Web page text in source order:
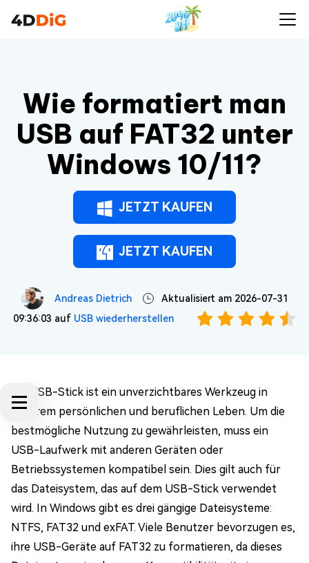
Wie formatiert man
USB auf FAT32 unter
Windows 10/11?
JETZT KAUFEN
JETZT KAUFEN
Andreas Dietrich
Aktualisiert am 2026-07-31
09:36:03 auf USB wiederherstellen
Ein USB-Stick ist ein unverzichtbares Werkzeug in
unserem persönlichen und beruflichen Leben. Um die
bestmögliche Nutzung zu gewährleisten, muss ein
USB-Laufwerk mit anderen Geräten oder
Betriebssystemen kompatibel sein. Dies gilt auch für
das Dateisystem, das auf dem USB-Stick verwendet
wird. In Windows gibt es drei gängige Dateisysteme:
NTFS, FAT32 und exFAT. Viele Benutzer bevorzugen es,
ihre USB-Geräte auf FAT32 zu formatieren, da dieses